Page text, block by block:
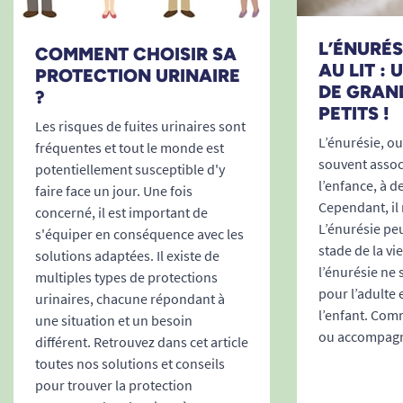
à la fibre polyester haut de gamme
pour tous
LeTENA Fix Premiums’adresse aussi bien aux
personnes actives qu’à mobilité réduite, vivant à
leur domicile ou en institution. Offrant une
excellente aisance de mouvement, il
accompagne les activités quotidiennes en toute
liberté, tout en garantissant une sécurité
maximale ; il apporte également un sentiment
de confiance et de sérénité aux aidants comme
aux utilisateurs.
Polyvalent
: pour toutes les situations, que
ce soit en journée, la nuit, en déplacement
ou en séjour médicalisé
Coupe anatomique
COMMENT CHOISIR SA
PROTECTION URINAIRE
?
Les risques de fuites urinaires sont
fréquentes et tout le monde est
potentiellement susceptible d'y
faire face un jour. Une fois
concerné, il est important de
s'équiper en conséquence avec les
solutions adaptées. Il existe de
multiples types de protections
urinaires, chacune répondant à
une situation et un besoin
différent. Retrouvez dans cet article
toutes nos solutions et conseils
pour trouver la protection
AU LIT :
DE
PETITS !
L’énurésie,
souvent
l’enfance, à
Cependant, il
L’énurésie
stade de la
l’énurésie ne
pour l’adulte
l’enfant.
ou